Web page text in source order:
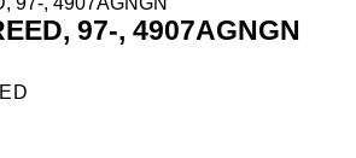
97-, 4907AGNGN